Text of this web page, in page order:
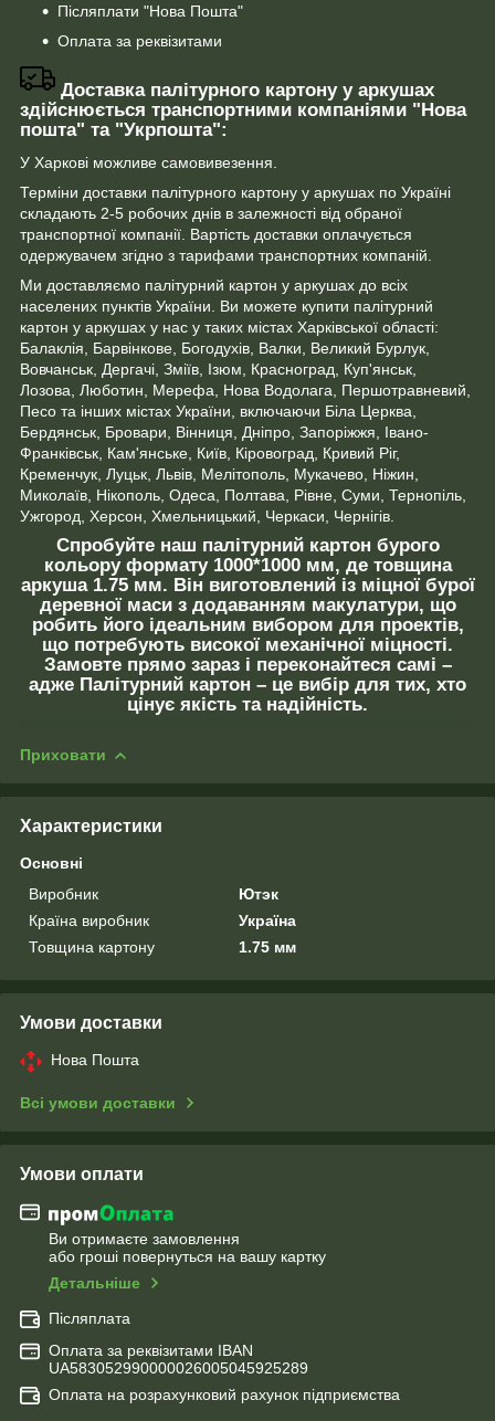
Післяплати "Нова Пошта"
Оплата за реквізитами
Доставка палітурного картону у аркушах
здійснюється транспортними компаніями "Нова
пошта" та "Укрпошта":
У Харкові можливе самовивезення.
Терміни доставки палітурного картону у аркушах по Україні
складають 2-5 робочих днів в залежності від обраної
транспортної компанії. Вартість доставки оплачується
одержувачем згідно з тарифами транспортних компаній.
Ми доставляємо палітурний картон у аркушах до всіх
населених пунктів України. Ви можете купити палітурний
картон у аркушах у нас у таких містах Харківської області:
Балаклія, Барвінкове, Богодухів, Валки, Великий Бурлук,
Вовчанськ, Дергачі, Зміїв, Ізюм, Красноград, Куп'янськ,
Лозова, Люботин, Мерефа, Нова Водолага, Першотравневий,
Песо та інших містах України, включаючи Біла Церква,
Бердянськ, Бровари, Вінниця, Дніпро, Запоріжжя, Івано-
Франківськ, Кам'янське, Київ, Кіровоград, Кривий Ріг,
Кременчук, Луцьк, Львів, Мелітополь, Мукачево, Ніжин,
Миколаїв, Нікополь, Одеса, Полтава, Рівне, Суми, Тернопіль,
Ужгород, Херсон, Хмельницький, Черкаси, Чернігів.
Спробуйте наш палітурний картон бурого
кольору формату 1000*1000 мм, де товщина
аркуша 1.75 мм. Він виготовлений із міцної бурої
деревної маси з додаванням макулатури, що
робить його ідеальним вибором для проектів,
що потребують високої механічної міцності.
Замовте прямо зараз і переконайтеся самі –
адже Палітурний картон – це вибір для тих, хто
цінує якість та надійність.
Приховати
Характеристики
Основні
Виробник
Ютэк
Країна виробник
Україна
Товщина картону
1.75 мм
Умови доставки
Нова Пошта
Всі умови доставки
Умови оплати
Ви отримаєте замовлення
або гроші повернуться на вашу картку
Детальніше
Післяплата
Оплата за реквізитами IBAN
UA583052990000026005045925289
Оплата на розрахунковий рахунок підприємства